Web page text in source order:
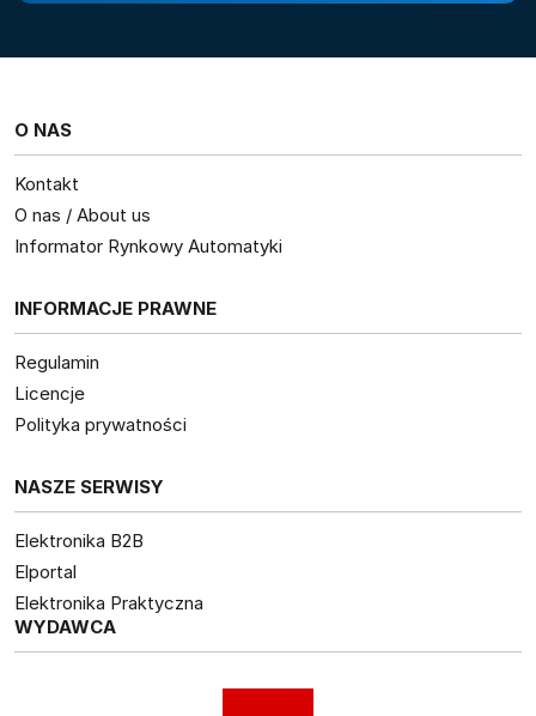
O NAS
Kontakt
O nas / About us
Informator Rynkowy Automatyki
INFORMACJE PRAWNE
Regulamin
Licencje
Polityka prywatności
NASZE SERWISY
Elektronika B2B
Elportal
Elektronika Praktyczna
WYDAWCA